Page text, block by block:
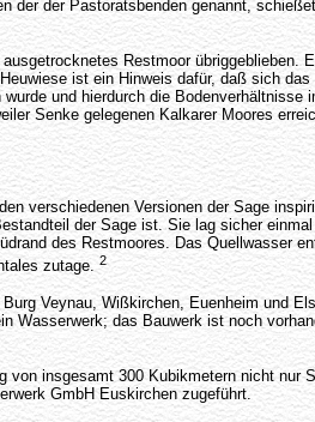
der Pastoratsbenden genannt,
Restmoor
ist ein Hinweis dafür, daß sich
und hierdurch die
Senke gelegenen Kalkarer Moores
verschiedenen Versionen der Sage
der Sage ist. Sie lag sicher
des Restmoores. Das Quellwasser
zutage.
2
Veynau, Wißkirchen, Euenheim und
Wasserwerk; das Bauwerk ist noch
insgesamt 300 Kubikmetern nicht
GmbH Euskirchen zugeführt.